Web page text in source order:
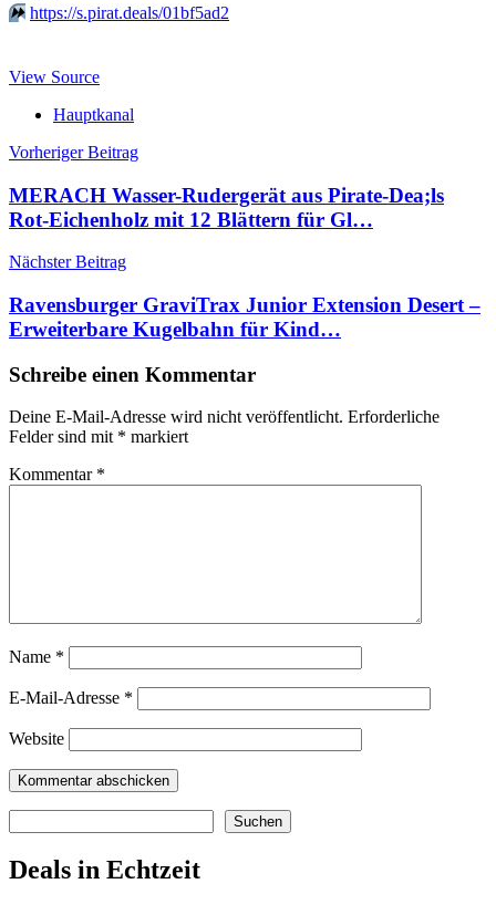
⏩️ https://s.pirat.deals/01bf5ad2
View Source
Hauptkanal
Beitragsnavigation
Vorheriger Beitrag
MERACH Wasser-Rudergerät aus Pirate-Dea;ls
Rot-Eichenholz mit 12 Blättern für Gl…
Nächster Beitrag
Ravensburger GraviTrax Junior Extension Desert –
Erweiterbare Kugelbahn für Kind…
Schreibe einen Kommentar
Deine E-Mail-Adresse wird nicht veröffentlicht. Erforderliche
Felder sind mit * markiert
Kommentar *
Name *
E-Mail-Adresse *
Website
Suchen
Deals in Echtzeit